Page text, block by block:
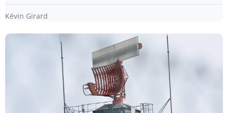
Kévin Girard